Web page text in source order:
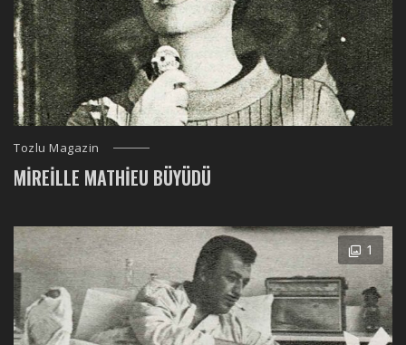
Tozlu Magazin
MIREILLE MATHIEU BÜYÜDÜ
1